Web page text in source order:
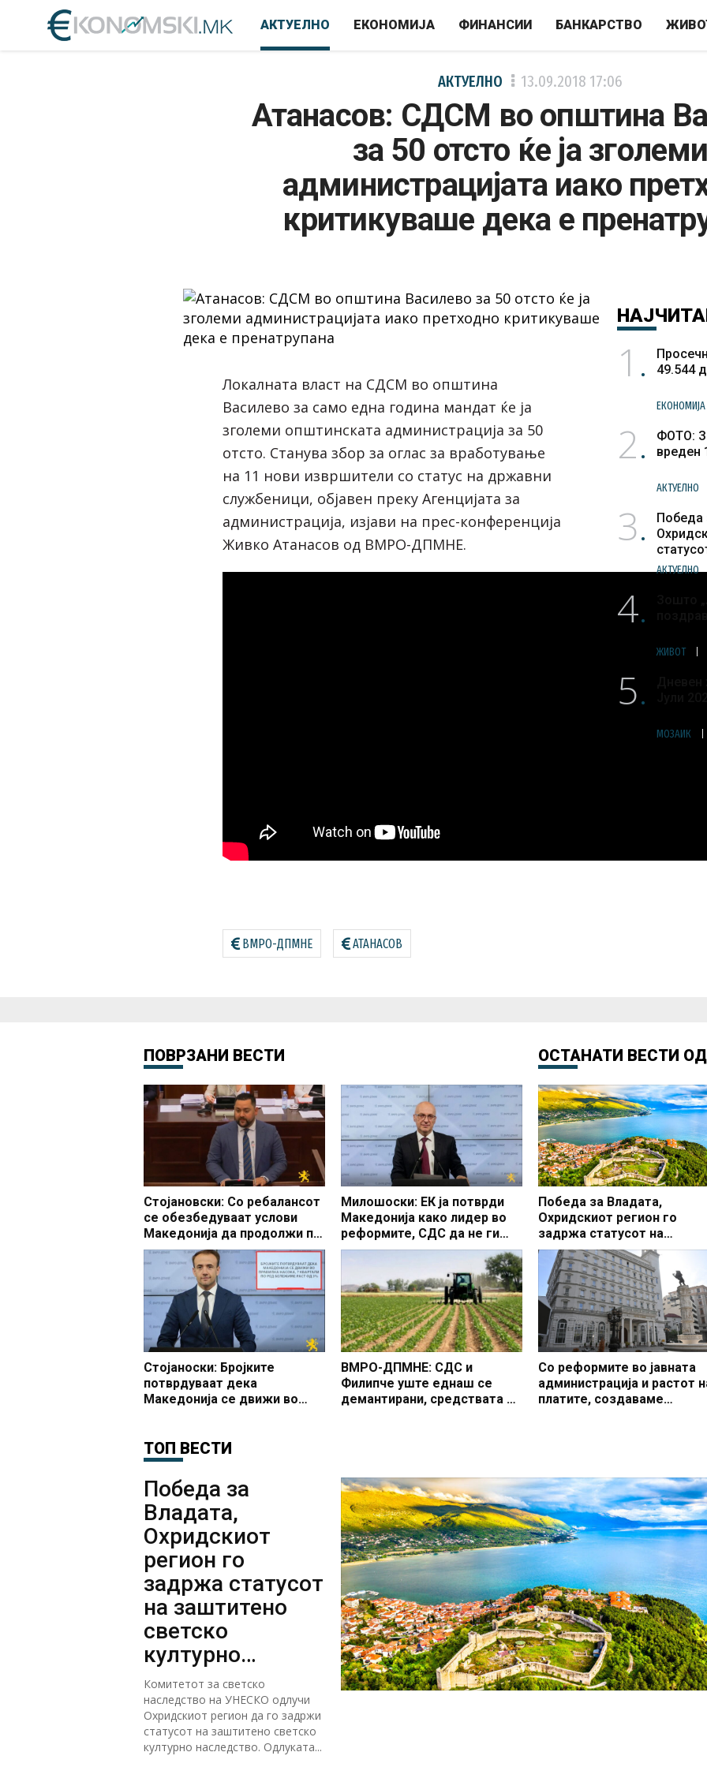
АКТУЕЛНО ЕКОНОМИЈА ФИНАНСИИ БАНКАРСТВО
АКТУЕЛНО 13.09.2018 17:06
Атанасов: СДСМ во општина
за 50 отсто ќе ја зголеми
администрацијата иако
критикуваше дека е
Локалната власт на СДСМ во општина
Василево за само една година мандат ќе ја
зголеми општинската администрација за 50
отсто. Станува збор за оглас за вработување
на 11 нови извршители со статус на државни
службеници, објавен преку Агенцијата за
администрација, изјави на прес-конференција
Живко Атанасов од ВМРО-ДПМНЕ.
ВМРО-ДПМНЕ АТАНАСОВ
1
49.544
ЕКОНОМИЈА
2
ФОТО:
вреден
АКТУЕЛНО
3
Победа
АКТУЕЛНО
4
Зошто
ЖИВОТ
5
Јули
МОЗАИК
ПОВРЗАНИ ВЕСТИ
Стојановски: Со ребалансот
се обезбедуваат услови
Македонија да продолжи по
патот на економскиот раст,
стабилни финансии и
подобар животен стандард
на сите граѓани
Милошоски: ЕК ја потврди
Македонија како лидер во
реформите, СДС да не ги
блокира законите од
Стојаноски: Бројките
потврдуваат дека
Македонија се движи во
3%
ВМРО-ДПМНЕ: СДС и
Филипче уште еднаш се
демантирани, средствата од
ОСТАНАТИ ВЕСТИ ОД
Победа за Владата,
Охридскиот регион го
задржа статусот на
заштитено светско
наследство
Со реформите во јавната
администрација и растот
платите, создаваме
ТОП ВЕСТИ
Победа за
Владата,
Охридскиот
регион го
задржа статусот
на заштитено
светско
културно
наследство
Комитетот за светско
наследство на УНЕСКО одлучи
Охридскиот регион да го задржи
статусот на заштитено светско
културно наследство. Одлуката...